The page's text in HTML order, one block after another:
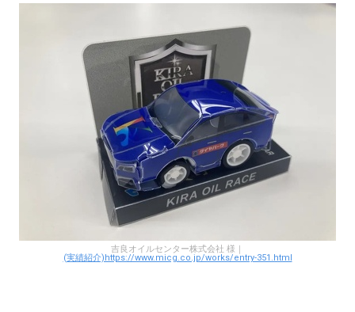
吉良オイルセンター株式会社 様｜
(実績紹介)https://www.micg.co.jp/works/entry-351.html